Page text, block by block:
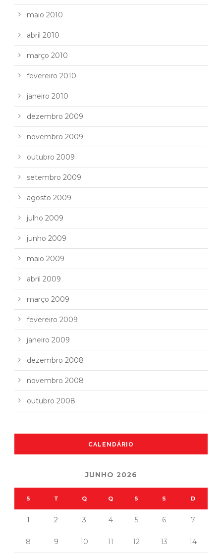
maio 2010
abril 2010
março 2010
fevereiro 2010
janeiro 2010
dezembro 2009
novembro 2009
outubro 2009
setembro 2009
agosto 2009
julho 2009
junho 2009
maio 2009
abril 2009
março 2009
fevereiro 2009
janeiro 2009
dezembro 2008
novembro 2008
outubro 2008
CALENDÁRIO
JUNHO 2026
S T Q Q S S D
1 2 3 4 5 6 7
8 9 10 11 12 13 14